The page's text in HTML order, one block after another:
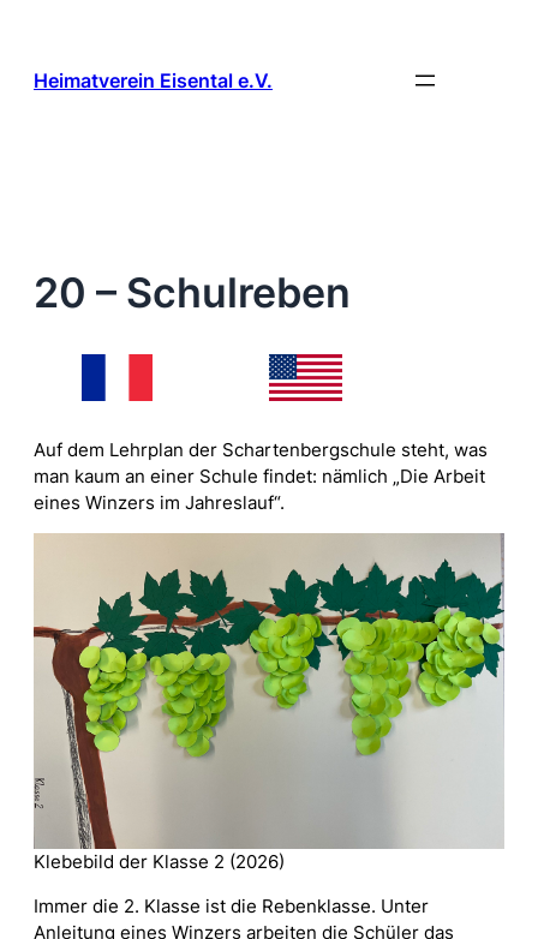
springen
Heimatverein Eisental e.V.
20 – Schulreben
Auf dem Lehrplan der Schartenbergschule steht, was
man kaum an einer Schule findet: nämlich „Die Arbeit
eines Winzers im Jahreslauf“.
Klebebild der Klasse 2 (2026)
Immer die 2. Klasse ist die Rebenklasse. Unter
Anleitung eines Winzers arbeiten die Schüler das